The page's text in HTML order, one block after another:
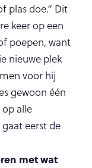
plas doe.” Dit
keer op een
poepen, want
nieuwe plek
voor hij
gewoon één
alle
eerst de
met wat